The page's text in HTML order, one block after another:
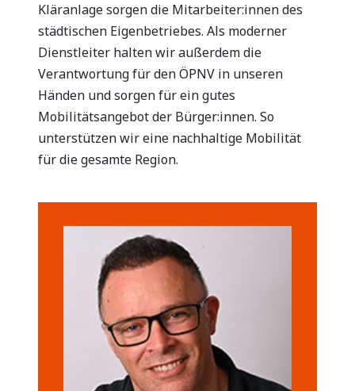
Kläranlage sorgen die Mitarbeiter:innen des
städtischen Eigenbetriebes. Als moderner
Dienstleiter halten wir außerdem die
Verantwortung für den ÖPNV in unseren
Händen und sorgen für ein gutes
Mobilitätsangebot der Bürger:innen. So
unterstützen wir eine nachhaltige Mobilität
für die gesamte Region.